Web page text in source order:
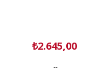
₺2.645,00
--